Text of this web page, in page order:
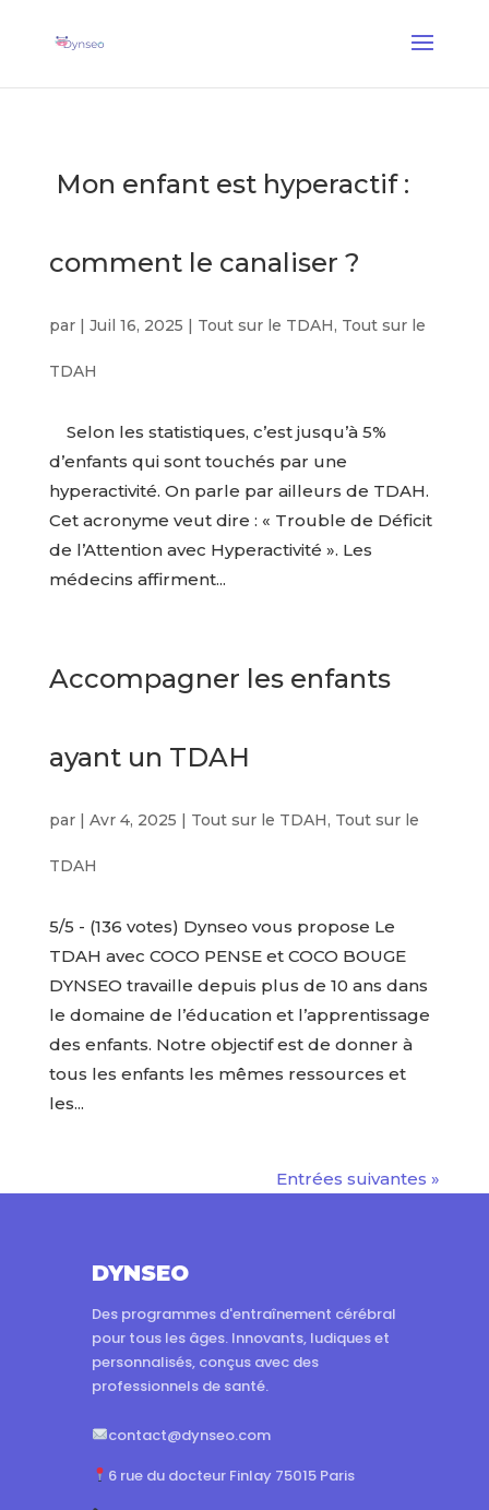
Mon enfant est hyperactif :
comment le canaliser ?
par | Juil 16, 2025 | Tout sur le TDAH, Tout sur le
TDAH
Selon les statistiques, c’est jusqu’à 5%
d’enfants qui sont touchés par une
hyperactivité. On parle par ailleurs de TDAH.
Cet acronyme veut dire : « Trouble de Déficit
de l’Attention avec Hyperactivité ». Les
médecins affirment...
Accompagner les enfants
ayant un TDAH
par | Avr 4, 2025 | Tout sur le TDAH, Tout sur le
TDAH
5/5 - (136 votes) Dynseo vous propose Le
TDAH avec COCO PENSE et COCO BOUGE
DYNSEO travaille depuis plus de 10 ans dans
le domaine de l’éducation et l’apprentissage
des enfants. Notre objectif est de donner à
tous les enfants les mêmes ressources et
les...
Entrées suivantes »
DYNSEO
Des programmes d'entraînement cérébral
pour tous les âges. Innovants, ludiques et
personnalisés, conçus avec des
professionnels de santé.
contact@dynseo.com
6 rue du docteur Finlay 75015 Paris